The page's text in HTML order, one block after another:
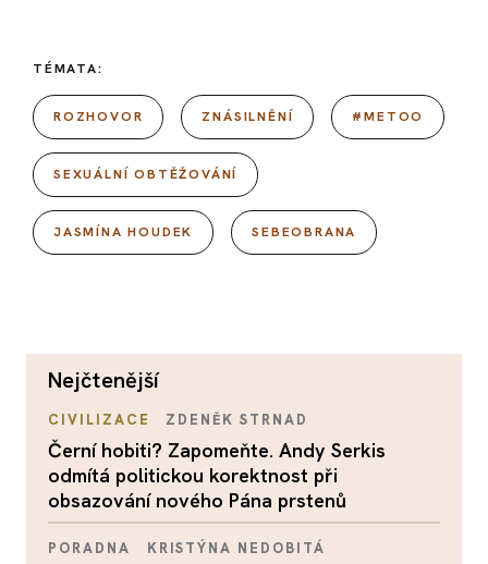
TÉMATA:
ROZHOVOR ZNÁSILNĚNÍ #METOO
SEXUÁLNÍ OBTĚŽOVÁNÍ
JASMÍNA HOUDEK SEBEOBRANA
nejčtenější
CIVILIZACE ZDENĚK STRNAD
Černí hobiti? Zapomeňte. Andy Serkis
odmítá politickou korektnost při
obsazování nového Pána prstenů
PORADNA KRISTÝNA NEDOBITÁ